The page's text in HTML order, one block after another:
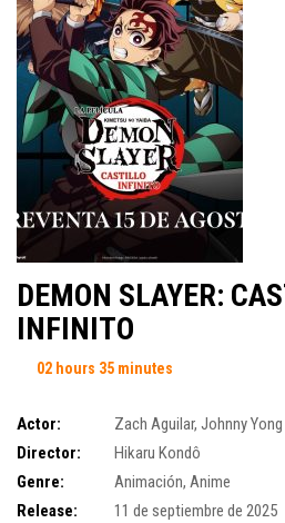
DEMON SLAYER:
INFINITO
02 hours 35 minutes
Actor: Zach Aguilar, Johnny
Director:
Hikaru Kondô
Genre:
Animación, Anime
Release:
11 de septiembre de 2025